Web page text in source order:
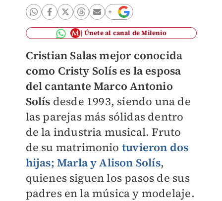
Únete al canal de Milenio
Cristian Salas mejor conocida
como Cristy Solís es la esposa
del cantante Marco Antonio
Solís desde 1993, siendo una de
las parejas más sólidas dentro
de la industria musical. Fruto
de su matrimonio tuvieron dos
hijas; Marla y Alison Solís,
quienes siguen los pasos de sus
padres en la música y modelaje.